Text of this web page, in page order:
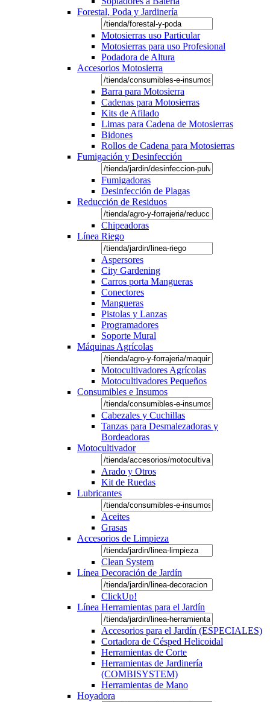
Forestal, Poda y Jardinería
Motosierras uso Particular
Motosierras para uso Profesional
Podadora de Altura
Accesorios Motosierra
Barra para Motosierra
Cadenas para Motosierras
Kits de Afilado
Limas para Cadena de Motosierras
Bidones
Rollos de Cadena para Motosierras
Fumigación y Desinfección
Fumigadoras
Desinfección de Plagas
Reducción de Residuos
Chipeadoras
Línea Riego
Aspersores
City Gardening
Carros porta Mangueras
Conectores
Mangueras
Pistolas y Lanzas
Programadores
Soporte Mural
Máquinas Agrícolas
Motocultivadores Agrícolas
Motocultivadores Pequeños
Consumibles e Insumos
Cabezales y Cuchillas
Tanzas para Desmalezadoras y
Bordeadoras
Motocultivador
Arado y Otros
Kit de Ruedas
Lubricantes
Aceites
Grasas
Accesorios de Limpieza
Clean System
Línea Decoración de Jardín
ClickUp!
Línea Herramientas para el Jardín
Accesorios para el Jardín (ESPECIALES)
Cortadora de Césped Helicoidal
Herramientas de Corte
Herramientas de Jardinería
(COMBISYSTEM)
Herramientas de Mano
Hoyadora